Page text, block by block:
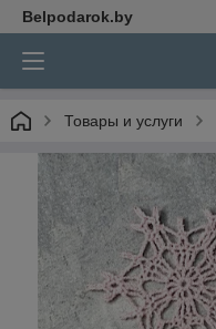
Belpodarok.by
Товары и услуги